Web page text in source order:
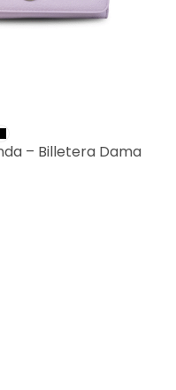
– Billetera Dama